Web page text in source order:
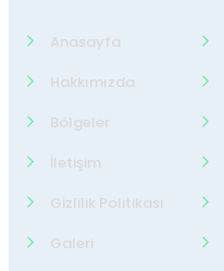
Anasayfa
Hakkımızda
Bölgeler
İletişim
Gizlilik Politikası
Galeri